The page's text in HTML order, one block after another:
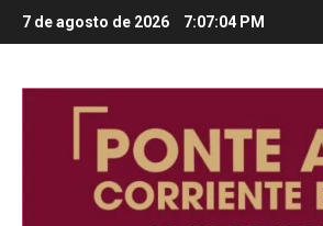
Saltar
al
7 de agosto de 2026 7:07:05 PM